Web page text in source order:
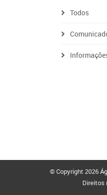
Todos
© Copyright 2026
Direitos